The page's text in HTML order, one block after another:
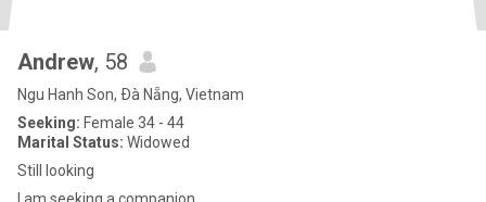
Andrew, 58
Ngu Hanh Son, Ðà Nẵng, Vietnam
Seeking: Female 34 - 44
Marital Status: Widowed
Still looking